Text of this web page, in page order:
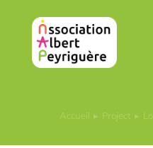
Vous êtes ici :
Accueil Project